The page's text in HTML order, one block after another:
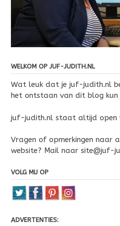
WELKOM OP JUF-JUDITH.NL
Wat leuk dat je juf-judith.nl
het ontstaan van dit blog kun
juf-judith.nl staat altijd open
Vragen of opmerkingen naar
website? Mail naar site@juf-
VOLG MIJ OP
ADVERTENTIES: